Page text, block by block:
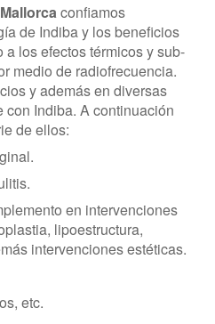
confiamos
de Indiba y los beneficios
los efectos térmicos y sub-
medio de radiofrecuencia.
y además en diversas
Indiba. A continuación
de ellos:
en intervenciones
lipoestructura,
intervenciones estéticas.
etc.